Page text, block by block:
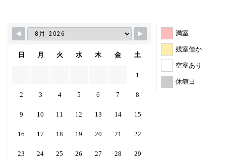
満室
残室僅か
空室あり
休館日
日 月 火 水 木 金 土
1
2 3 4 5 6 7 8
9 10 11 12 13 14 15
16 17 18 19 20 21 22
23 24 25 26 27 28 29